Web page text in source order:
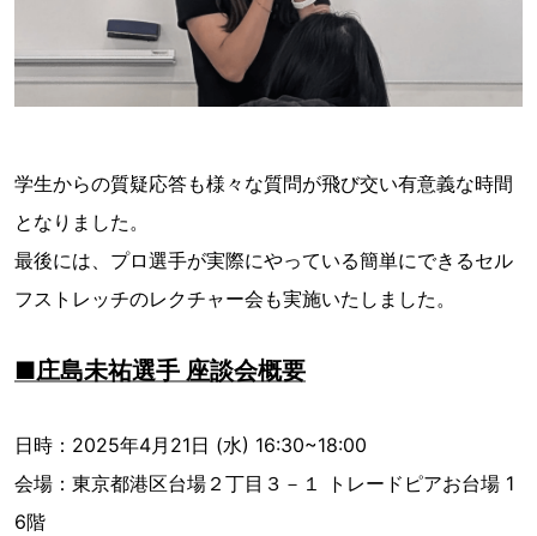
学生からの質疑応答も様々な質問が飛び交い有意義な時間
となりました。
最後には、プロ選手が実際にやっている簡単にできるセル
フストレッチのレクチャー会も実施いたしました。
■庄島未祐選手 座談会概要
日時：2025年4月21日 (水) 16:30~18:00
会場：東京都港区台場２丁目３－１ トレードピアお台場 1
6階